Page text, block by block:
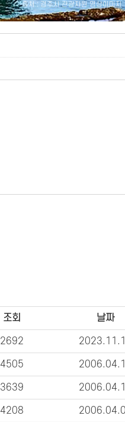
출처 : 경주시 관광자원 영상이미지
조회 날짜
2692
4505
3639
4208